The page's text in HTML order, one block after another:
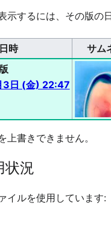
示するには、その版の
日時 サム
3日 (金) 22:47
上書きできません。
状況
イルを使用しています: